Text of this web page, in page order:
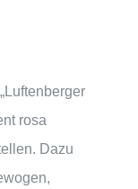
rosa
Dazu